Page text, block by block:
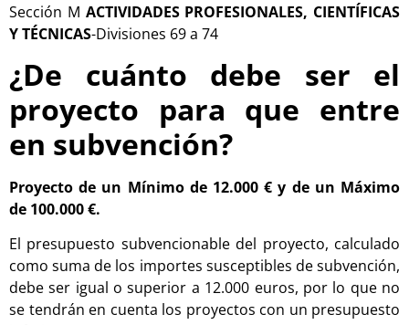
Sección M ACTIVIDADES PROFESIONALES, CIENTÍFICAS
Y TÉCNICAS-Divisiones 69 a 74
¿De cuánto debe ser el
proyecto para que entre
en subvención?
Proyecto de un Mínimo de 12.000 € y de un Máximo
de 100.000 €.
El presupuesto subvencionable del proyecto, calculado
como suma de los importes susceptibles de subvención,
debe ser igual o superior a 12.000 euros, por lo que no
se tendrán en cuenta los proyectos con un presupuesto